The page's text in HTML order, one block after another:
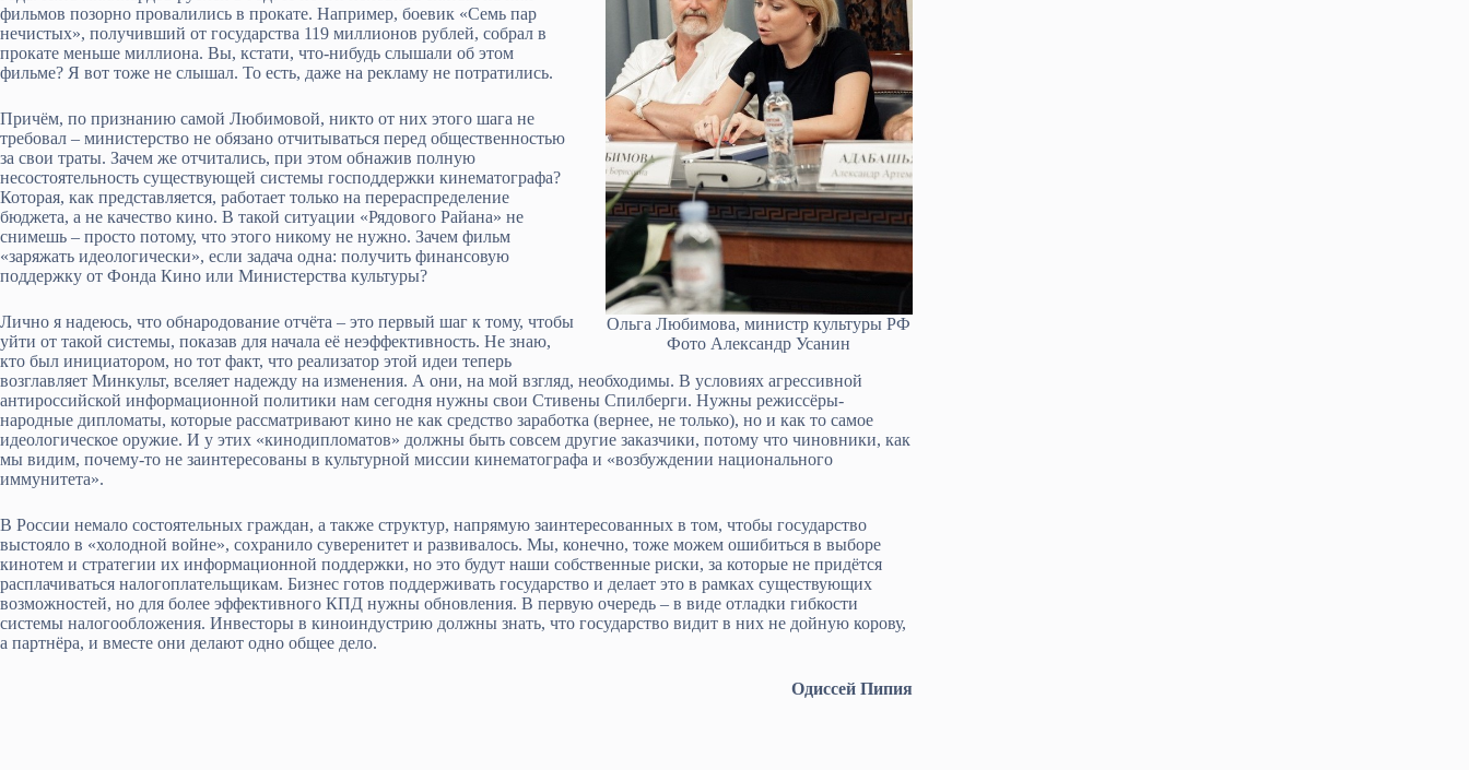
Ольга Любимова, министр культуры РФ
Фото Александр Усанин
фильмов позорно провалились в прокате. Например, боевик «Семь пар
нечистых», получивший от государства 119 миллионов рублей, собрал в
прокате меньше миллиона. Вы, кстати, что-нибудь слышали об этом
фильме? Я вот тоже не слышал. То есть, даже на рекламу не потратились.
Причём, по признанию самой Любимовой, никто от них этого шага не
требовал – министерство не обязано отчитываться перед общественностью
за свои траты. Зачем же отчитались, при этом обнажив полную
несостоятельность существующей системы господдержки кинематографа?
Которая, как представляется, работает только на перераспределение
бюджета, а не качество кино. В такой ситуации «Рядового Райана» не
снимешь – просто потому, что этого никому не нужно. Зачем фильм
«заряжать идеологически», если задача одна: получить финансовую
поддержку от Фонда Кино или Министерства культуры?
Лично я надеюсь, что обнародование отчёта – это первый шаг к тому, чтобы
уйти от такой системы, показав для начала её неэффективность. Не знаю,
кто был инициатором, но тот факт, что реализатор этой идеи теперь
возглавляет Минкульт, вселяет надежду на изменения. А они, на мой взгляд, необходимы. В условиях агрессивной
антироссийской информационной политики нам сегодня нужны свои Стивены Спилберги. Нужны режиссёры-
народные дипломаты, которые рассматривают кино не как средство заработка (вернее, не только), но и как то самое
идеологическое оружие. И у этих «кинодипломатов» должны быть совсем другие заказчики, потому что чиновники, как
мы видим, почему-то не заинтересованы в культурной миссии кинематографа и «возбуждении национального
иммунитета».
В России немало состоятельных граждан, а также структур, напрямую заинтересованных в том, чтобы государство
выстояло в «холодной войне», сохранило суверенитет и развивалось. Мы, конечно, тоже можем ошибиться в выборе
кинотем и стратегии их информационной поддержки, но это будут наши собственные риски, за которые не придётся
расплачиваться налогоплательщикам. Бизнес готов поддерживать государство и делает это в рамках существующих
возможностей, но для более эффективного КПД нужны обновления. В первую очередь – в виде отладки гибкости
системы налогообложения. Инвесторы в киноиндустрию должны знать, что государство видит в них не дойную корову,
а партнёра, и вместе они делают одно общее дело.
Одиссей Пипия